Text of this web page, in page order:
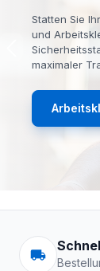
Statten Sie
und
maximaler